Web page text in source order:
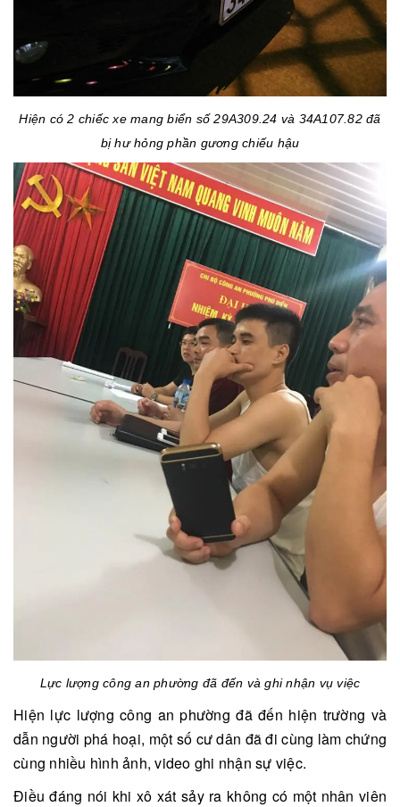
Hiện có 2 chiếc xe mang biển số 29A309.24 và 34A107.82 đã
bị hư hỏng phần gương chiếu hậu
Lực lượng công an phường đã đến và ghi nhận vụ việc
Hiện lực lượng công an phường đã đến hiện trường và
dẫn người phá hoại, một số cư dân đã đi cùng làm chứng
cùng nhiều hình ảnh, video ghi nhận sự việc.
Điều đáng nói khi xô xát sảy ra không có một nhân viên